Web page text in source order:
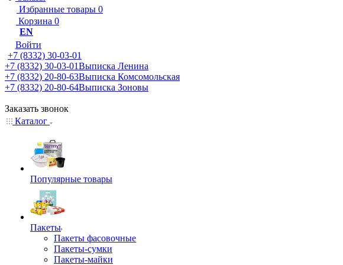
Избранные товары 0
Корзина 0
EN
Войти
+7 (8332) 30-03-01
+7 (8332) 30-03-01Выписка Ленина
+7 (8332) 20-80-63Выписка Комсомольская
+7 (8332) 20-80-64Выписка Зоновы
Заказать звонок
Каталог
Популярные товары
Пакеты
Пакеты фасовочные
Пакеты-сумки
Пакеты-майки